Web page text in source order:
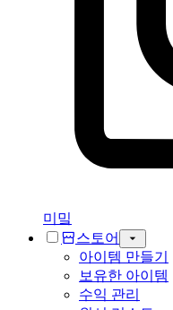
미밐
스토어
아이템 만들기
보유한 아이템
수익 관리